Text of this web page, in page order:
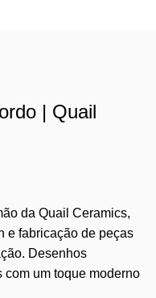
| Quail
da Quail Ceramics,
e fabricação de peças
Desenhos
um toque moderno